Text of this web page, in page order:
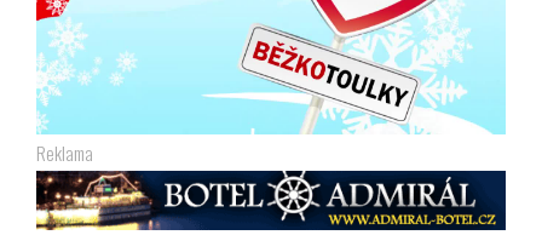
Reklama